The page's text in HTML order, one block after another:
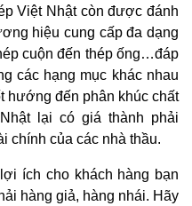
Việt Nhật còn được đánh
hiệu cung cấp đa dạng
cuộn đến thép ống…đáp
các hạng mục khác nhau
hướng đến phân khúc chất
lại có giá thành phải
chính của các nhà thầu.
ích cho khách hàng bạn
hàng giả, hàng nhái. Hãy